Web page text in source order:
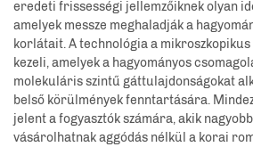
eredeti frissességi jellemzőiknek olyan
amelyek messze meghaladják a
korlátait. A technológia a
kezeli, amelyek a hagyományos
molekuláris szintű gáttulajdonságokat
belső körülmények fenntartására.
jelent a fogyasztók számára, akik
vásárolhatnak aggódás nélkül a korai